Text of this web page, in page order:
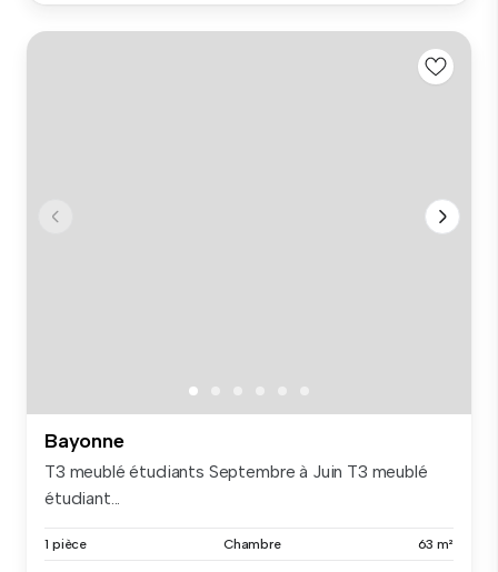
Bayonne
T3 meublé étudiants Septembre à Juin T3 meublé
étudiant...
1 pièce Chambre 63 m²